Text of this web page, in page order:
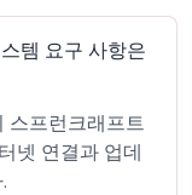
템 요구 사항은
스프런크래프트
넷 연결과 업데